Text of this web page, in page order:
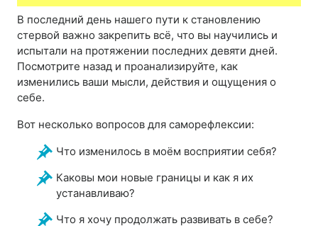
В последний день нашего пути к становлению
стервой важно закрепить всё, что вы научились и
испытали на протяжении последних девяти дней.
Посмотрите назад и проанализируйте, как
изменились ваши мысли, действия и ощущения о
себе.
Вот несколько вопросов для саморефлексии:
Что изменилось в моём восприятии себя?
Каковы мои новые границы и как я их
устанавливаю?
Что я хочу продолжать развивать в себе?